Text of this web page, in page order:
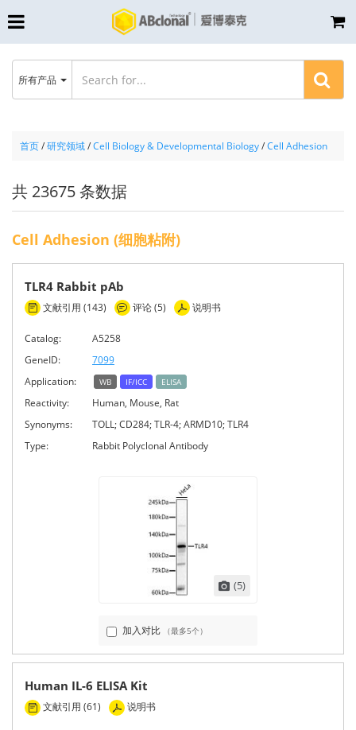
首页/研究领域/Cell Biology & Developmental Biology/Cell Adhesion
共 23675 条数据
Cell Adhesion (细胞粘附)
TLR4 Rabbit pAb
文献引用 (143) 评论 (5) 说明书
Catalog:
A5258
GeneID:
7099
Application:
WB IF/ICC ELISA
Reactivity:
Human, Mouse, Rat
Synonyms:
TOLL; CD284; TLR-4; ARMD10; TLR4
Type:
Rabbit Polyclonal Antibody
(5)
加入对比 （最多5个）
Human IL-6 ELISA Kit
文献引用 (61) 说明书
所有产品